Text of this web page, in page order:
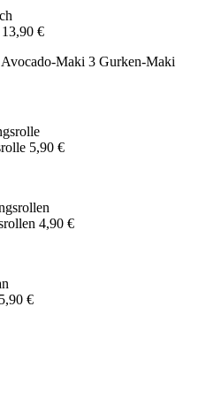
13,90 €
Maki 3 Gurken-Maki
5,90 €
4,90 €
5,90 €